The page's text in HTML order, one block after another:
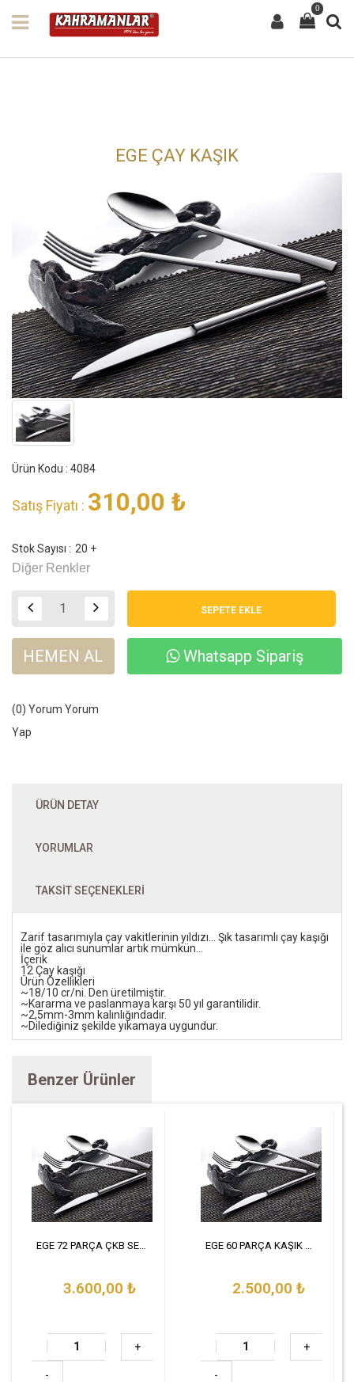
0
EGE ÇAY KAŞIK
Ürün Kodu : 4084
Satış Fiyatı : 310,00 ₺
Stok Sayısı : 20 +
Diğer Renkler
HEMEN AL Whatsapp Sipariş
(0) Yorum Yorum
Yap
ÜRÜN DETAY
YORUMLAR
TAKSIT SEÇENEKLERI
Zarif tasarımıyla çay vakitlerinin yıldızı... Şık tasarımlı çay kaşığı
ile göz alıcı sunumlar artık mümkün...
İçerik
12 Çay kaşığı
Ürün Özellikleri
~18/10 cr/ni. Den üretilmiştir.
~Kararma ve paslanmaya karşı 50 yıl garantilidir.
~2,5mm-3mm kalınlığındadır.
~Dilediğiniz şekilde yıkamaya uygundur.
Benzer Ürünler
3.600,00 ₺
+
-
2.500,00 ₺
+
-